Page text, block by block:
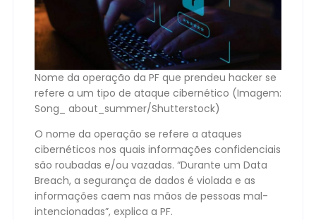
Nome da operação da PF que prendeu hacker se
refere a um tipo de ataque cibernético (Imagem:
Song_ about_summer/Shutterstock)
O nome da operação se refere a ataques
cibernéticos nos quais informações confidenciais
são roubadas e/ou vazadas. “Durante um Data
Breach, a segurança de dados é violada e as
informações caem nas mãos de pessoas mal-
intencionadas”, explica a PF.